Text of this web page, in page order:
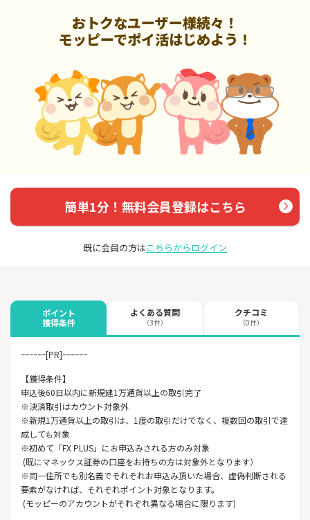
おトクなユーザー様続々！
モッピーでポイ活はじめよう！
簡単1分！無料会員登録はこちら
既に会員の方はこちらからログイン
ポイント
獲得条件
よくある質問
（3件）
クチコミ
（0件）
ｰｰｰｰｰｰ[PR]ｰｰｰｰｰｰ
【獲得条件】
申込後60日以内に新規建1万通貨以上の取引完了
※決済取引はカウント対象外
※新規1万通貨以上の取引は、1度の取引だけでなく、複数回の取引で達
成しても対象
※初めて「FX PLUS」にお申込みされる方のみ対象
(既にマネックス証券の口座をお持ちの方は対象外となります）
※同一住所でも別名義でそれぞれお申込み頂いた場合、虚偽判断される
要素がなければ、それぞれポイント対象となります。
(モッピーのアカウントがそれぞれ異なる場合に限ります)